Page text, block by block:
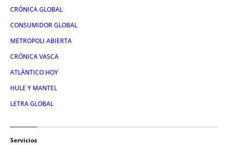
CRÓNICA GLOBAL
CONSUMIDOR GLOBAL
METROPOLI ABIERTA
CRÓNICA VASCA
ATLÁNTICO HOY
HULE Y MANTEL
LETRA GLOBAL
Servicios